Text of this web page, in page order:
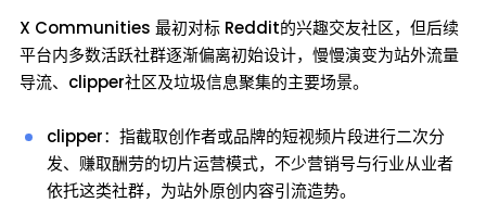
X Communities 最初对标 Reddit的兴趣交友社区，但后续
平台内多数活跃社群逐渐偏离初始设计，慢慢演变为站外流量
导流、clipper社区及垃圾信息聚集的主要场景。
clipper：指截取创作者或品牌的短视频片段进行二次分
发、赚取酬劳的切片运营模式，不少营销号与行业从业者
依托这类社群，为站外原创内容引流造势。